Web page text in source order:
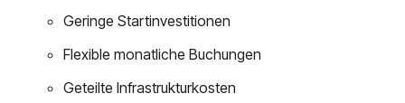
Geringe Startinvestitionen
Flexible monatliche Buchungen
Geteilte Infrastrukturkosten